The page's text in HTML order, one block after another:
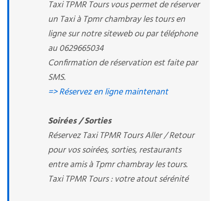
Taxi TPMR Tours vous permet de réserver
un Taxi à Tpmr chambray les tours en
ligne sur notre siteweb ou par téléphone
au 0629665034
Confirmation de réservation est faite par
SMS.
=> Réservez en ligne maintenant
Soirées / Sorties
Réservez Taxi TPMR Tours Aller / Retour
pour vos soirées, sorties, restaurants
entre amis à Tpmr chambray les tours.
Taxi TPMR Tours : votre atout sérénité